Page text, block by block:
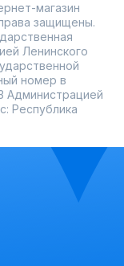
магазин
защищены.
Ленинского
номер в
Администрацией
Республика